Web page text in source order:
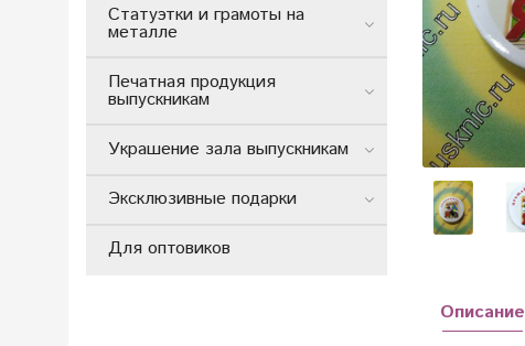
Описание
Статуэтки и грамоты на
металле
Печатная продукция
выпускникам
Украшение зала выпускникам
Эксклюзивные подарки
Для оптовиков